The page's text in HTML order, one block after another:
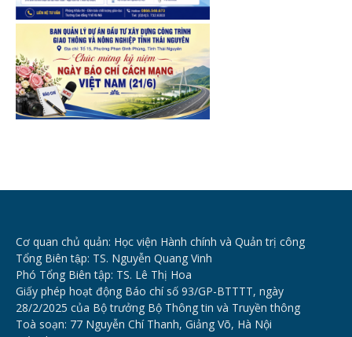
Cơ quan chủ quản: Học viện Hành chính và Quản trị công
Tổng Biên tập: TS. Nguyễn Quang Vinh
Phó Tổng Biên tập: TS. Lê Thị Hoa
Giấy phép hoạt động Báo chí số 93/GP-BTTTT, ngày
28/2/2025 của Bộ trưởng Bộ Thông tin và Truyền thông
Toà soạn: 77 Nguyễn Chí Thanh, Giảng Võ, Hà Nội